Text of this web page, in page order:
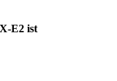
E2 ist